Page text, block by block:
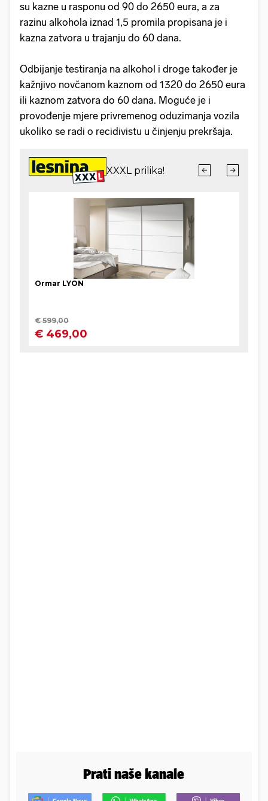
su kazne u rasponu od 90 do 2650 eura, a za
razinu alkohola iznad 1,5 promila propisana je i
kazna zatvora u trajanju do 60 dana.
Odbijanje testiranja na alkohol i droge također je
kažnjivo novčanom kaznom od 1320 do 2650 eura
ili kaznom zatvora do 60 dana. Moguće je i
provođenje mjere privremenog oduzimanja vozila
ukoliko se radi o recidivistu u činjenju prekršaja.
Prati naše kanale